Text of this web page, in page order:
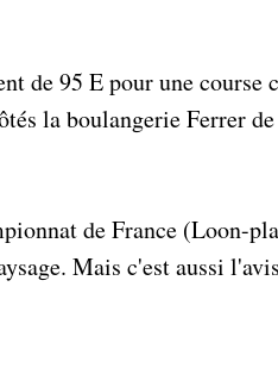
de 95 E pour une
la boulangerie Ferrer
de France (Loon-
Mais c'est aussi